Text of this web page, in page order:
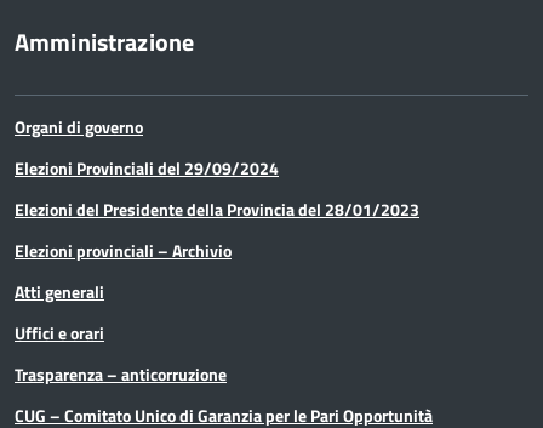
Lavori pubblici e acquisto di beni e
servizi
Lavoro
Media e comunicazione
Partecipazioni Societarie
Amministrazione
Organi di governo
Elezioni Provinciali del 29/09/2024
Elezioni del Presidente della Provincia del 28/01/2023
Elezioni provinciali – Archivio
Atti generali
Uffici e orari
Trasparenza – anticorruzione
CUG – Comitato Unico di Garanzia per le Pari Opportunità